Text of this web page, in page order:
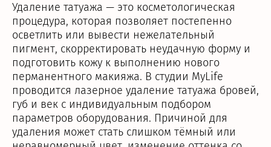
Удаление татуажа — это косметологическая
процедура, которая позволяет постепенно
осветлить или вывести нежелательный
пигмент, скорректировать неудачную форму и
подготовить кожу к выполнению нового
перманентного макияжа. В студии MyLife
проводится лазерное удаление татуажа бровей,
губ и век с индивидуальным подбором
параметров оборудования. Причиной для
удаления может стать слишком тёмный или